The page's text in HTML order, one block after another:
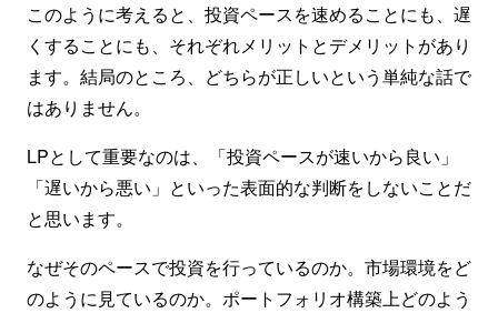
このように考えると、投資ペースを速めることにも、遅
くすることにも、それぞれメリットとデメリットがあり
ます。結局のところ、どちらが正しいという単純な話で
はありません。
LPとして重要なのは、「投資ペースが速いから良い」
「遅いから悪い」といった表面的な判断をしないことだ
と思います。
なぜそのペースで投資を行っているのか。市場環境をど
のように見ているのか。ポートフォリオ構築上どのよう